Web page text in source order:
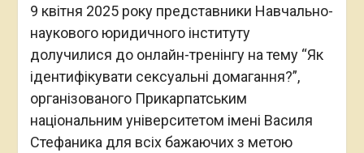
9 квітня 2025 року представники Навчально-
наукового юридичного інституту
долучилися до онлайн-тренінгу на тему “Як
ідентифікувати сексуальні домагання?”,
організованого Прикарпатським
національним університетом імені Василя
Стефаника для всіх бажаючих з метою